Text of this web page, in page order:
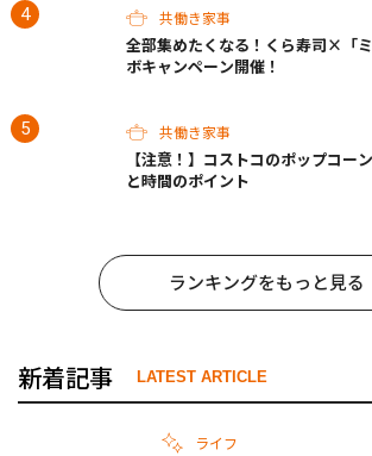
共働き家事
全部集めたくなる！くら寿司×「
ボキャンペーン開催！
共働き家事
【注意！】コストコのポップコー
と時間のポイント
ランキングをもっと見る
新着記事 LATEST ARTICLE
ライフ